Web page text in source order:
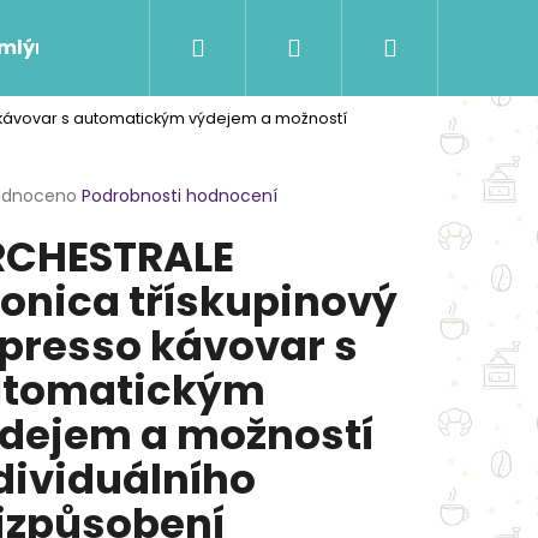
Káva na míru Pro kavárny a firmy
Přihlášení
košík
kávovar s automatickým výdejem a možností
Podrobnosti hodnocení
třískupinový
kávovar s
a možností
GUAXUPÉ DULCE,